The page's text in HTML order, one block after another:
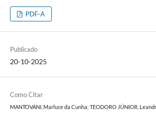
PDF-A
Publicado
20-10-2025
Como Citar
MANTOVANI, Marluce da Cunha; TEODORO JÚNIOR,